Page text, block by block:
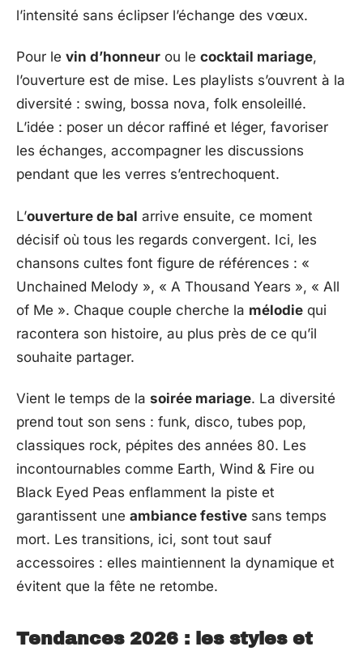
l’intensité sans éclipser l’échange des vœux.
Pour le vin d’honneur ou le cocktail mariage,
l’ouverture est de mise. Les playlists s’ouvrent à la
diversité : swing, bossa nova, folk ensoleillé.
L’idée : poser un décor raffiné et léger, favoriser
les échanges, accompagner les discussions
pendant que les verres s’entrechoquent.
L’ouverture de bal arrive ensuite, ce moment
décisif où tous les regards convergent. Ici, les
chansons cultes font figure de références : «
Unchained Melody », « A Thousand Years », « All
of Me ». Chaque couple cherche la mélodie qui
racontera son histoire, au plus près de ce qu’il
souhaite partager.
Vient le temps de la soirée mariage. La diversité
prend tout son sens : funk, disco, tubes pop,
classiques rock, pépites des années 80. Les
incontournables comme Earth, Wind & Fire ou
Black Eyed Peas enflamment la piste et
garantissent une ambiance festive sans temps
mort. Les transitions, ici, sont tout sauf
accessoires : elles maintiennent la dynamique et
évitent que la fête ne retombe.
Tendances 2026 : les styles et